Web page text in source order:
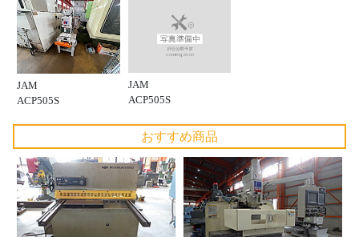
JAM
ACP505S
JAM
ACP505S
おすすめ商品